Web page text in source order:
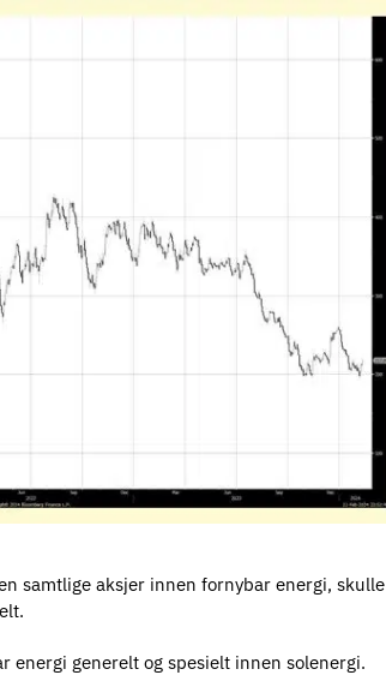
samtlige aksjer innen fornybar energi, skulle
energi generelt og spesielt innen solenergi.